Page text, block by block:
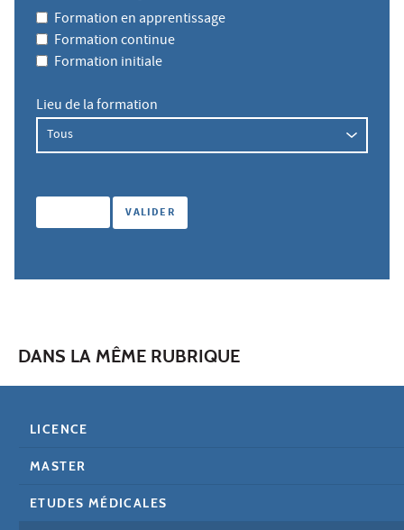
Formation en apprentissage
Formation continue
Formation initiale
Lieu de la formation
DANS LA MÊME RUBRIQUE
LICENCE
MASTER
ETUDES MÉDICALES